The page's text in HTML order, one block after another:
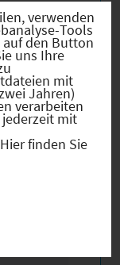
verwenden
Tools
auf den Button
uns Ihre
mit
Jahren)
verarbeiten
mit
finden Sie